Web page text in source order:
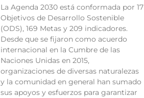
La Agenda 2030 está conformada por 17
Objetivos de Desarrollo Sostenible
(ODS), 169 Metas y 209 indicadores.
Desde que se fijaron como acuerdo
internacional en la Cumbre de las
Naciones Unidas en 2015,
organizaciones de diversas naturalezas
y la comunidad en general han sumado
sus apoyos y esfuerzos para garantizar